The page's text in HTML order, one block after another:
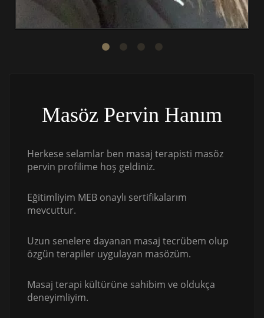
Masöz Pervin Hanım
Herkese selamlar ben masaj terapisti masöz
pervin profilime hoş geldiniz.
Eğitimliyim MEB onaylı sertifikalarım
mevcuttur.
Uzun senelere dayanan masaj tecrübem olup
özgün terapiler uygulayan masözüm.
Masaj terapi kültürüne sahibim ve oldukça
deneyimliyim.